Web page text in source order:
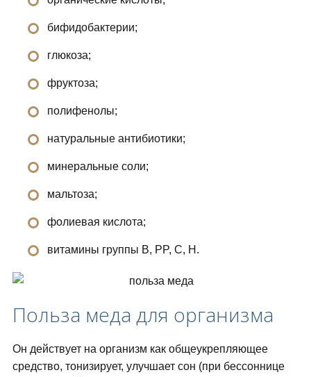
бифидобактерии;
глюкоза;
фруктоза;
полифенолы;
натуральные антибиотики;
минеральные соли;
мальтоза;
фолиевая кислота;
витамины группы В, PP, C, H.
Польза меда для организма
Он действует на организм как общеукрепляющее
средство, тонизирует, улучшает сон (при бессоннице